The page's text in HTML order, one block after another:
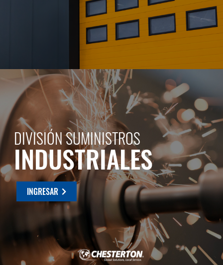
DIVISIÓN SUMINISTROS
INDUSTRIALES
INGRESAR